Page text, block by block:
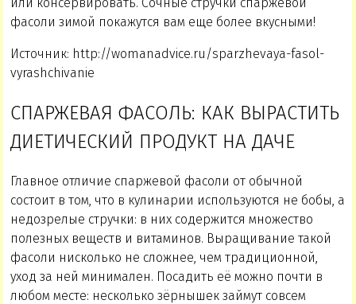
или консервировать. Сочные стручки спаржевой
фасоли зимой покажутся вам еще более вкусными!
Источник: http://womanadvice.ru/sparzhevaya-fasol-
vyrashchivanie
СПАРЖЕВАЯ ФАСОЛЬ: КАК ВЫРАСТИТЬ
ДИЕТИЧЕСКИЙ ПРОДУКТ НА ДАЧЕ
Главное отличие спаржевой фасоли от обычной
состоит в том, что в кулинарии используются не бобы, а
недозрелые стручки: в них содержится множество
полезных веществ и витаминов. Выращивание такой
фасоли нисколько не сложнее, чем традиционной,
уход за ней минимален. Посадить её можно почти в
любом месте: несколько зёрнышек займут совсем